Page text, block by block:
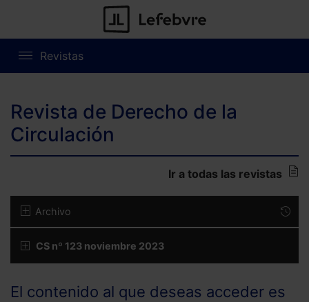
Revistas
Revista de Derecho de la
Circulación
Ir a todas las revistas
Archivo
CS nº 123 noviembre 2023
El contenido al que deseas acceder es